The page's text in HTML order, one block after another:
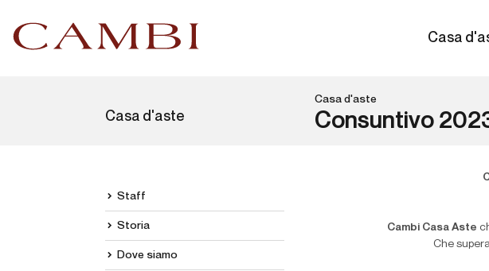
Casa
Casa d'aste
Casa d'aste
Consuntivo
Staff
Storia
Dove siamo
Cambi Casa Aste
Che